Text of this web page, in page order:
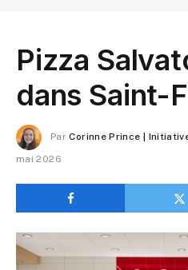
Pizza
dans Saint-
Par Corinne Prince |
mai 2026